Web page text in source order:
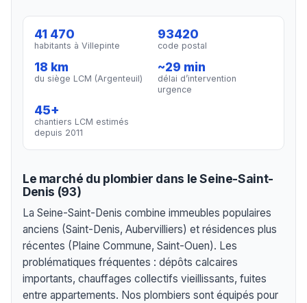
41 470
habitants à Villepinte
93420
code postal
18 km
du siège LCM (Argenteuil)
~29 min
délai d’intervention
urgence
45+
chantiers LCM estimés
depuis 2011
Le marché du plombier dans le Seine-Saint-
Denis (93)
La Seine-Saint-Denis combine immeubles populaires
anciens (Saint-Denis, Aubervilliers) et résidences plus
récentes (Plaine Commune, Saint-Ouen). Les
problématiques fréquentes : dépôts calcaires
importants, chauffages collectifs vieillissants, fuites
entre appartements. Nos plombiers sont équipés pour